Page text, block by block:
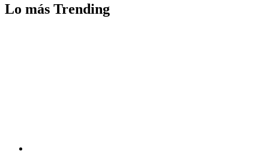
Lo más Trending